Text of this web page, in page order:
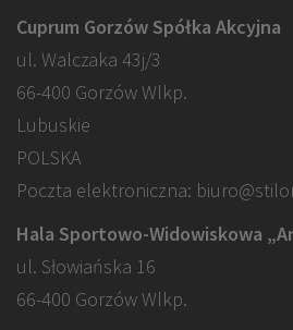
Cuprum Gorzów Spółka Akcyjna
ul. Walczaka 43j/3
66-400 Gorzów Wlkp.
Lubuskie
POLSKA
Poczta elektroniczna:
Hala Sportowo-Widowiskowa
ul. Słowiańska 16
66-400 Gorzów Wlkp.